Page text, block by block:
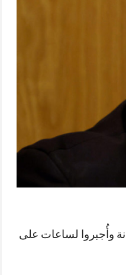
وأُجبروا لساعات على